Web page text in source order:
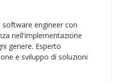
engineer con
nell'implementazione
genere. Esperto
e sviluppo di soluzioni